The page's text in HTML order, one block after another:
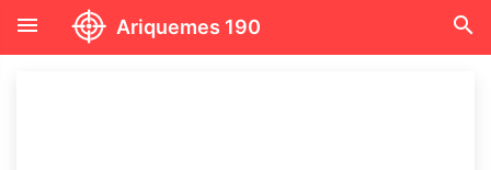
menu Ariquemes 190 search